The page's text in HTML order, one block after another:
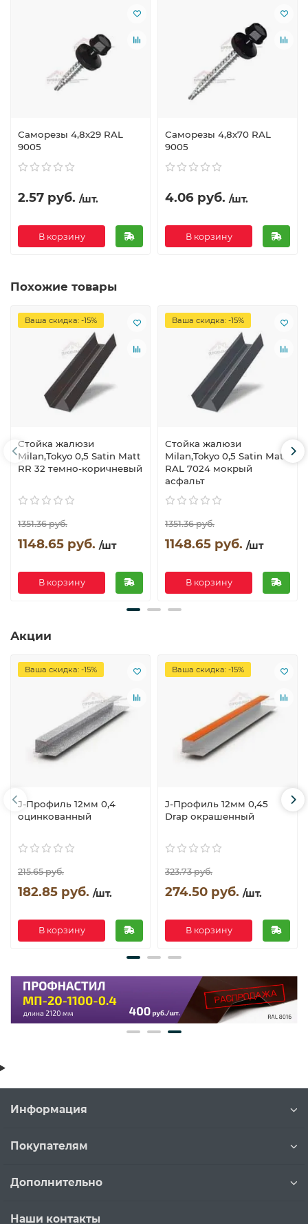
Саморезы 4,8х29 RAL
9005
2.57 руб. /шт.
В корзину
Саморезы 4,8х70 RAL
9005
4.06 руб. /шт.
В корзину
Похожие товары
Ваша скидка: -15%
Стойка жалюзи
Milan,Tokyo 0,5 Satin Мatt
RR 32 темно-коричневый
1351.36 руб.
1148.65 руб. /шт
В корзину
Ваша скидка: -15%
Стойка жалюзи
Milan,Tokyo 0,5 Satin Мatt
RAL 7024 мокрый
асфальт
1351.36 руб.
1148.65 руб. /шт
В корзину
Акции
Ваша скидка: -15%
J-Профиль 12мм 0,4
оцинкованный
215.65 руб.
182.85 руб. /шт.
В корзину
Ваша скидка: -15%
J-Профиль 12мм 0,45
Drap окрашенный
323.73 руб.
274.50 руб. /шт.
В корзину
Информация
Покупателям
Дополнительно
Наши контакты